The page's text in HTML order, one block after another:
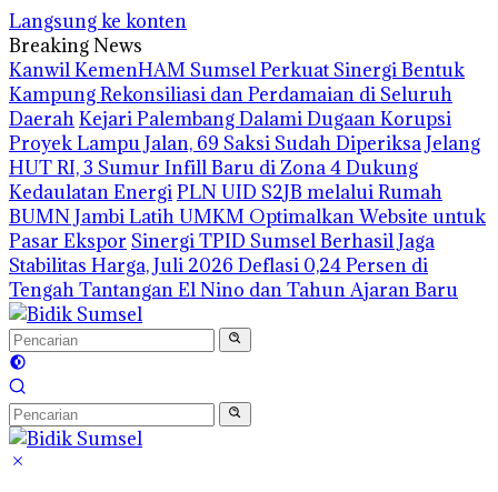
Langsung ke konten
Breaking News
Kanwil KemenHAM Sumsel Perkuat Sinergi Bentuk
Kampung Rekonsiliasi dan Perdamaian di Seluruh
DaerahKejari Palembang Dalami Dugaan Korupsi
Proyek Lampu Jalan, 69 Saksi Sudah DiperiksaJelang
HUT RI, 3 Sumur Infill Baru di Zona 4 Dukung
Kedaulatan EnergiPLN UID S2JB melalui Rumah
BUMN Jambi Latih UMKM Optimalkan Website untuk
Pasar Ekspor Sinergi TPID Sumsel Berhasil Jaga
Stabilitas Harga, Juli 2026 Deflasi 0,24 Persen di
Tengah Tantangan El Nino dan Tahun Ajaran Baru